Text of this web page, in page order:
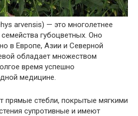
arvensis) — это многолетнее
губоцветных. Оно
в Европе, Азии и Северной
обладает множеством
время успешно
медицине.
прямые стебли, покрытые мягкими
супротивные и имеют